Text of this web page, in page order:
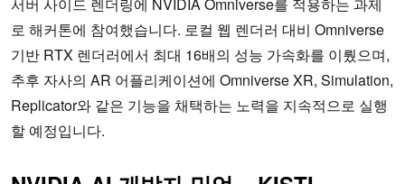
서버 사이드 렌더링에 NVIDIA Omniverse를 적용하는 과제
로 해커톤에 참여했습니다. 로컬 웹 렌더러 대비 Omniverse
기반 RTX 렌더러에서 최대 16배의 성능 가속화를 이뤘으며,
추후 자사의 AR 어플리케이션에 Omniverse XR, Simulation,
Replicator와 같은 기능을 채택하는 노력을 지속적으로 실행
할 예정입니다.